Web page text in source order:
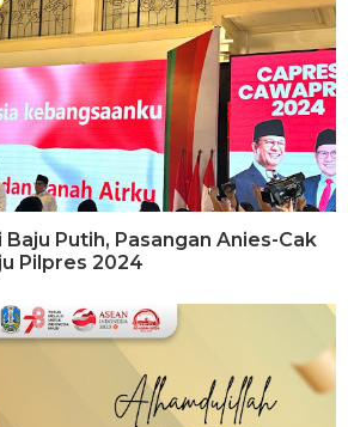
Putih, Pasangan Anies-Cak
Pilpres 2024